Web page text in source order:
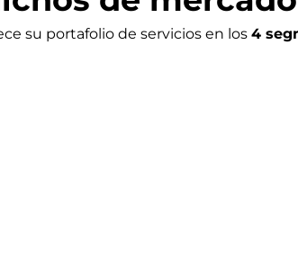
su portafolio de servicios en los 4